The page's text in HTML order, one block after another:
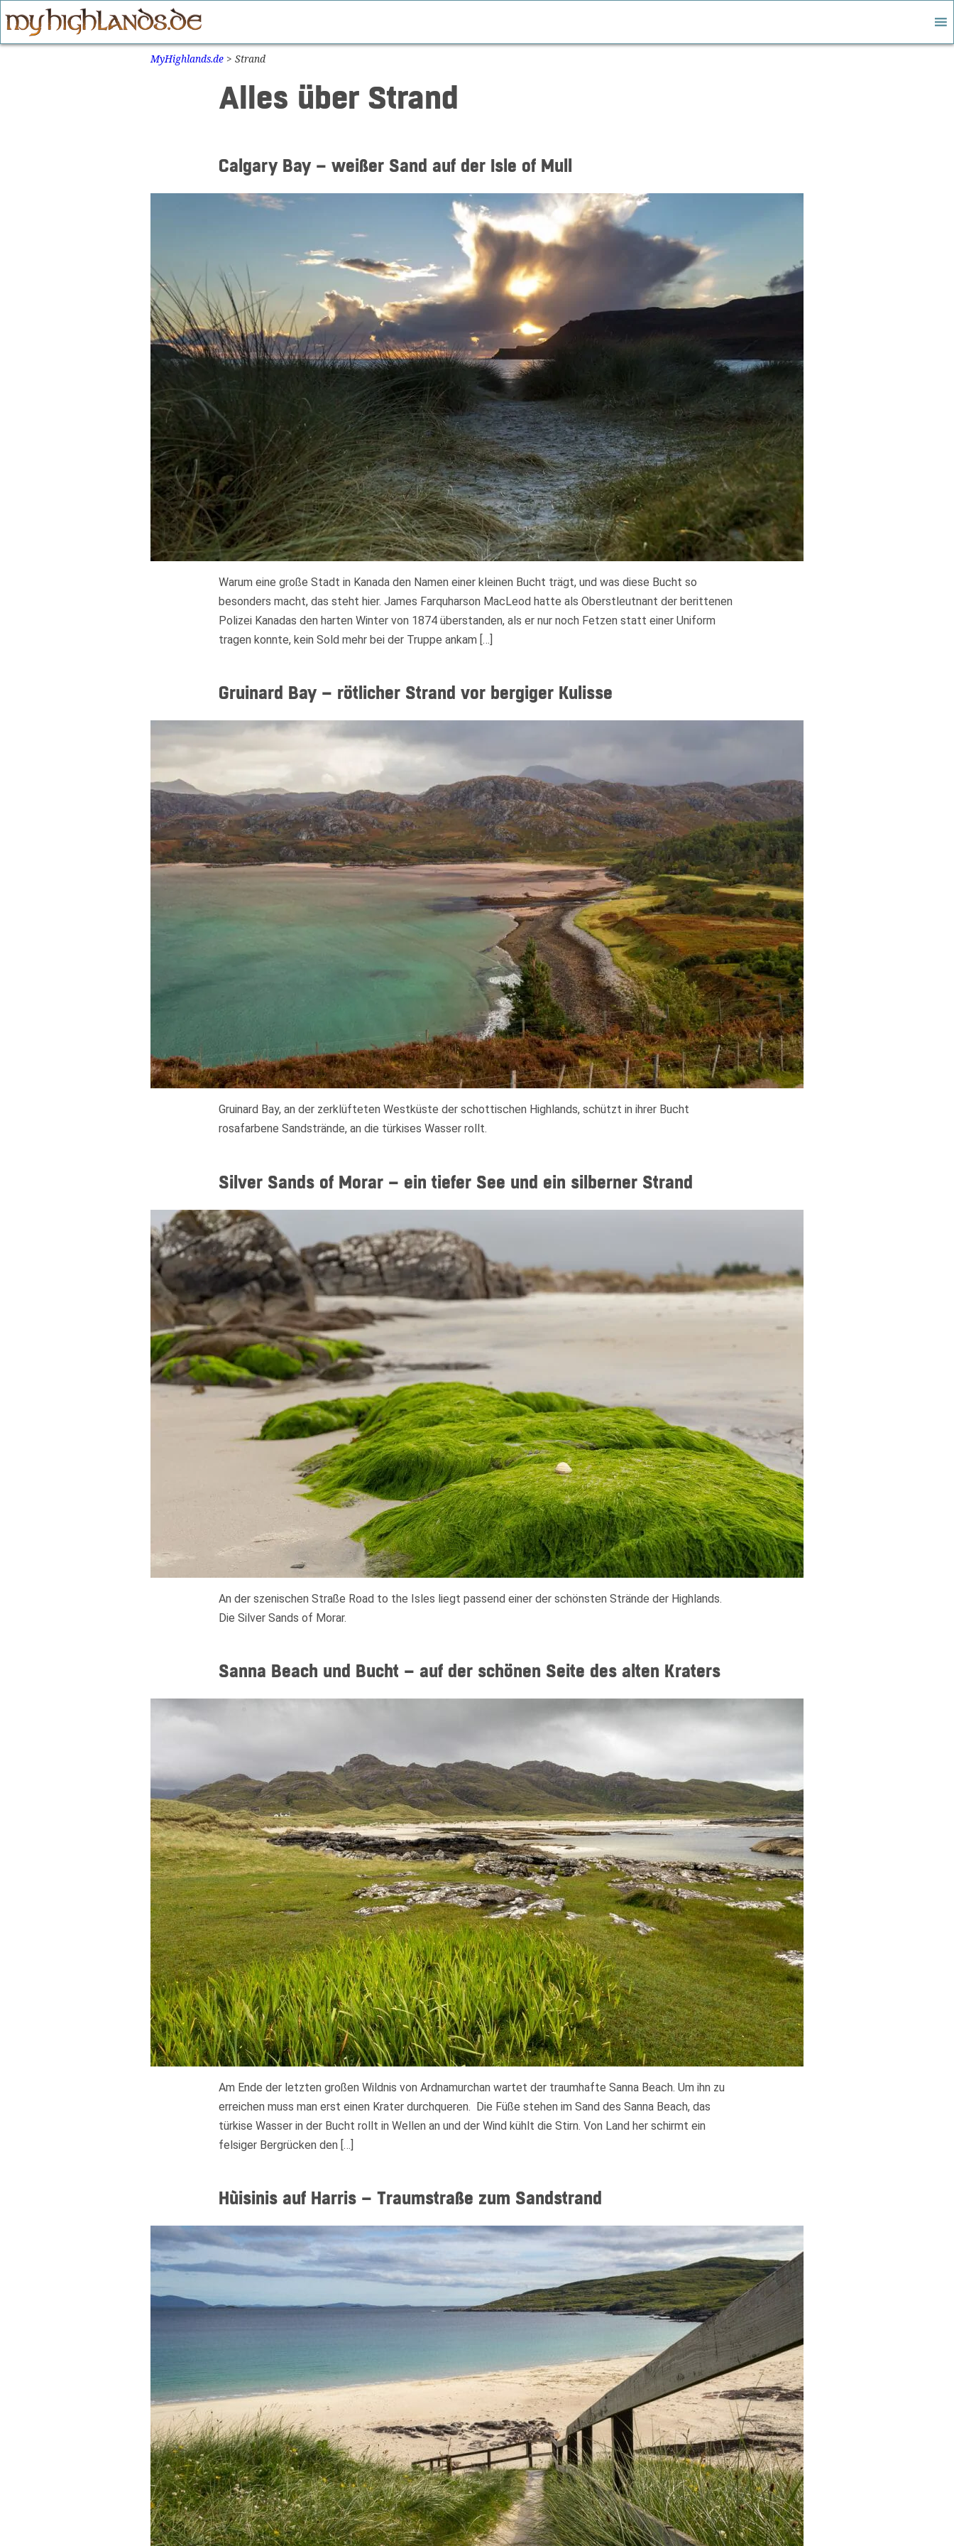
Zum
Inhalt
MyHighlands.de > Strand
Alles über Strand
Calgary Bay – weißer Sand auf der Isle of Mull
Warum eine große Stadt in Kanada den Namen einer kleinen Bucht trägt, und was diese Bucht so
besonders macht, das steht hier. James Farquharson MacLeod hatte als Oberstleutnant der berittenen
Polizei Kanadas den harten Winter von 1874 überstanden, als er nur noch Fetzen statt einer Uniform
tragen konnte, kein Sold mehr bei der Truppe ankam […]
Gruinard Bay – rötlicher Strand vor bergiger Kulisse
Gruinard Bay, an der zerklüfteten Westküste der schottischen Highlands, schützt in ihrer Bucht
rosafarbene Sandstrände, an die türkises Wasser rollt.
Silver Sands of Morar – ein tiefer See und ein silberner Strand
An der szenischen Straße Road to the Isles liegt passend einer der schönsten Strände der Highlands.
Die Silver Sands of Morar.
Sanna Beach und Bucht – auf der schönen Seite des alten Kraters
Am Ende der letzten großen Wildnis von Ardnamurchan wartet der traumhafte Sanna Beach. Um ihn zu
erreichen muss man erst einen Krater durchqueren. Die Füße stehen im Sand des Sanna Beach, das
türkise Wasser in der Bucht rollt in Wellen an und der Wind kühlt die Stirn. Von Land her schirmt ein
felsiger Bergrücken den […]
Hùisinis auf Harris – Traumstraße zum Sandstrand
Widerrufsformular